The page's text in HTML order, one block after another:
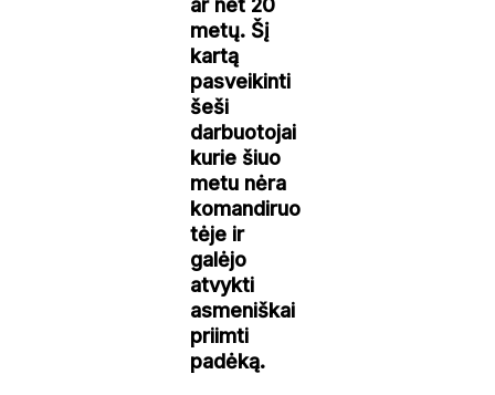
ar net 20
metų. Šį
kartą
pasveikinti
šeši
darbuotojai
kurie šiuo
metu nėra
komandiruo
tėje ir
galėjo
atvykti
asmeniškai
priimti
padėką.